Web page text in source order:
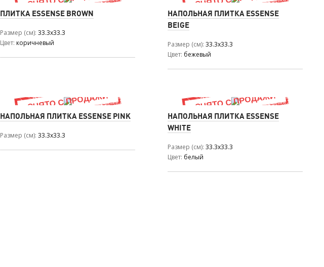
ПЛИТКА ESSENSE BROWN
Размер (см) 33.3x33.3
Цвет коричневый
НАПОЛЬНАЯ ПЛИТКА ESSENSE
BEIGE
Размер (см) 33.3x33.3
Цвет бежевый
НАПОЛЬНАЯ ПЛИТКА ESSENSE PINK
Размер (см) 33.3x33.3
НАПОЛЬНАЯ ПЛИТКА ESSENSE
WHITE
Размер (см) 33.3x33.3
Цвет белый